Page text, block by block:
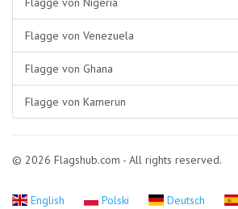
Flagge von Venezuela
Flagge von Ghana
Flagge von Kamerun
© 2026 Flagshub.com - All rights reserved.
English Polski Deutsch